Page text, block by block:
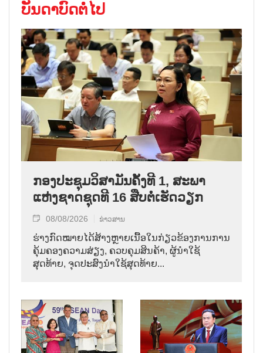
ບັນດາບົດຕໍ່ໄປ
ກອງປະຊຸມວິສາມັນຄັ້ງທີ 1, ສະພາ
ແຫ່ງຊາດຊຸດທີ 16 ສືບຕໍ່ເຮັດວຽກ
08/08/2026 ຂ່າວສານ
ຮ່າງກົດໝາຍໄດ້ສ້າງຫຼາຍເນື້ອໃນກ່ຽວຂ້ອງການການ
ຄຸ້ມຄອງຄວາມສ່ຽງ, ຄວບຄຸມສິນຄ້າ, ຜູ້ນຳໃຊ້
ສຸດທ້າຍ, ຈຸດປະສົງນຳໃຊ້ສຸດທ້າຍ...